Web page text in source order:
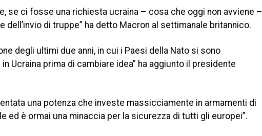
se ci fosse una richiesta ucraina – cosa che oggi non avviene –
di truppe” ha detto Macron al settimanale britannico.
degli ultimi due anni, in cui i Paesi della Nato si sono
Ucraina prima di cambiare idea” ha aggiunto il presidente
una potenza che investe massicciamente in armamenti di
ed è ormai una minaccia per la sicurezza di tutti gli europei”.